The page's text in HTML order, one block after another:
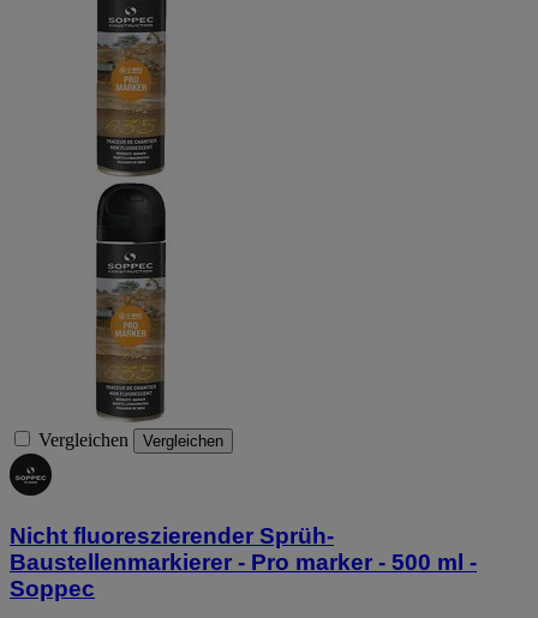
Vergleichen Vergleichen
Nicht fluoreszierender Sprüh-
Baustellenmarkierer - Pro marker - 500 ml -
Soppec